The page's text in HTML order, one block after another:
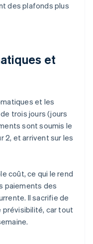
des plafonds plus
et
et les
trois jours (jours
sont soumis le
2, et arrivent sur les
coût, ce qui le rend
paiements des
Il sacrifie de
prévisibilité, car tout